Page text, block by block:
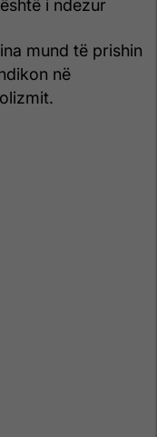
i ndezur
mund të prishin
në